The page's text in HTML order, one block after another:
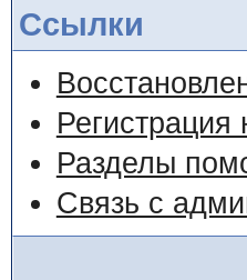
Ссылки
Регистрация
Разделы
Связь с